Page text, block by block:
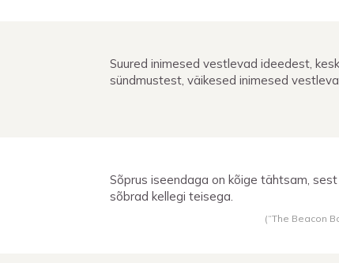
Suured inimesed vestlevad ideedest,
sündmustest, väikesed inimesed
Sõprus iseendaga on kõige tähtsam,
sõbrad kellegi teisega.
(“The Beacon